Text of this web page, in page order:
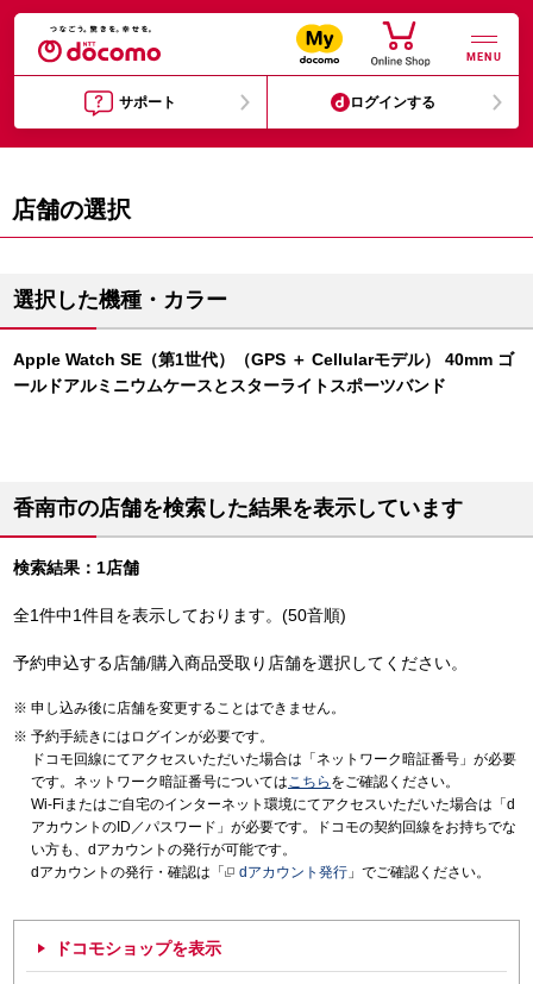
MENU
サポート ログインする
店舗の選択
選択した機種・カラー
Apple Watch SE（第1世代）（GPS ＋ Cellularモデル） 40mm ゴ
ールドアルミニウムケースとスターライトスポーツバンド
香南市の店舗を検索した結果を表示しています
検索結果：1店舗
全1件中1件目を表示しております。(50音順)
予約申込する店舗/購入商品受取り店舗を選択してください。
申し込み後に店舗を変更することはできません。
予約手続きにはログインが必要です。
ドコモ回線にてアクセスいただいた場合は「ネットワーク暗証番号」が必要
です。ネットワーク暗証番号についてはこちら をご確認ください。
Wi-Fiまたはご自宅のインターネット環境にてアクセスいただいた場合は「d
アカウントのID／パスワード」が必要です。ドコモの契約回線をお持ちでな
い方も、dアカウントの発行が可能です。
dアカウントの発行・確認は「
dアカウント発行 」でご確認ください。
ドコモショップを表示